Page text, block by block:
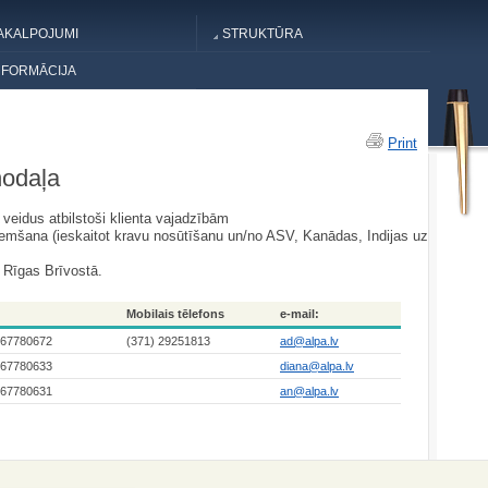
STRUKTŪRA
Print
atbilstoši klienta vajadzībām
(ieskaitot kravu nosūtīšanu un/no ASV, Kanādas, Indijas uz
Brīvostā.
Mobilais tēlefons e-mail:
(371) 29251813
ad@alpa.lv
diana@alpa.lv
an@alpa.lv